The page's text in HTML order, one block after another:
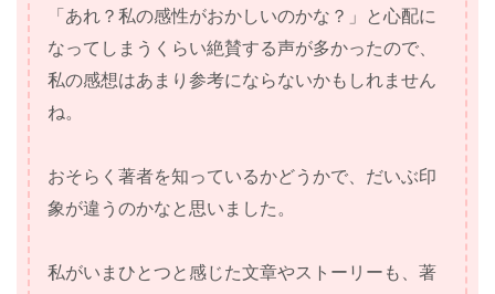
「あれ？私の感性がおかしいのかな？」と心配に
なってしまうくらい絶賛する声が多かったので、
私の感想はあまり参考にならないかもしれません
ね。
おそらく著者を知っているかどうかで、だいぶ印
象が違うのかなと思いました。
私がいまひとつと感じた文章やストーリーも、著